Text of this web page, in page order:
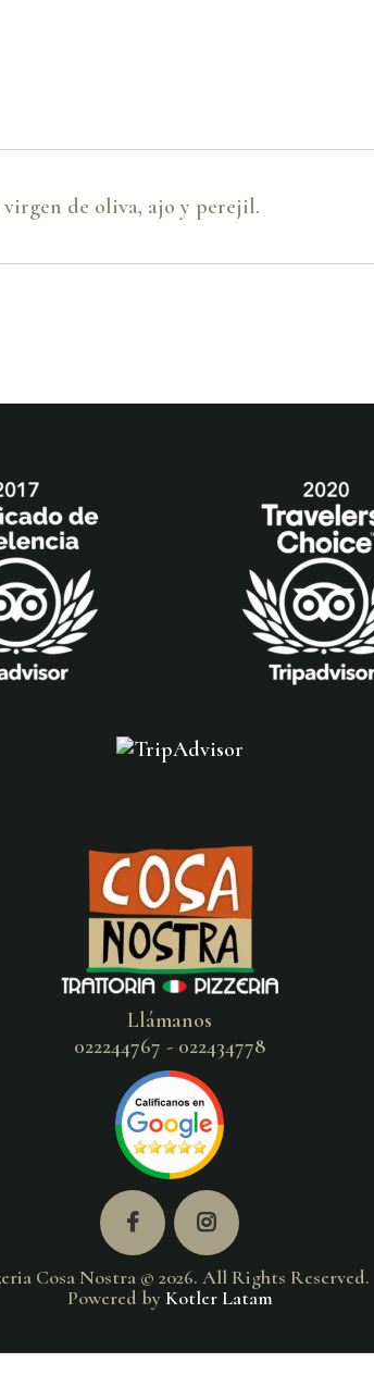
virgen de oliva, ajo y perejil.
Llámanos
022244767 - 022434778
Cosa Nostra © 2026. All Rights Reserved.
Powered by Kotler Latam